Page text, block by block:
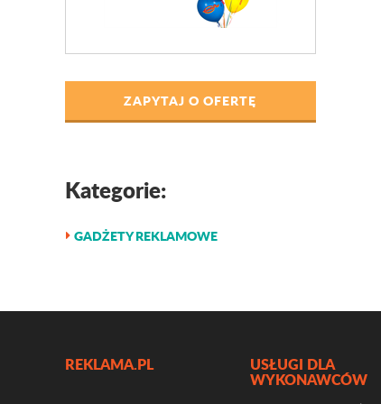
ZAPYTAJ O OFERTĘ
Kategorie:
GADŻETY REKLAMOWE
REKLAMA.PL USŁUGI DLA
WYKONAWCÓW